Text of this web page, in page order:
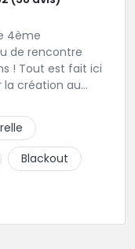
4ème
de rencontre
! Tout est fait ici
la création au
Blackout